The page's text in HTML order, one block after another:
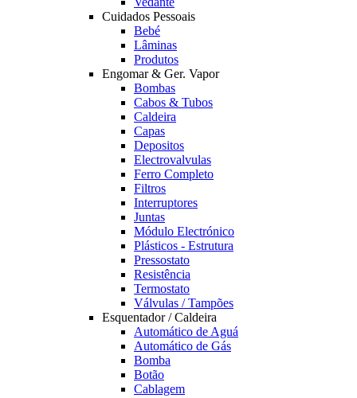
Cuidados Pessoais
Bebé
Lâminas
Produtos
Engomar & Ger. Vapor
Bombas
Cabos & Tubos
Caldeira
Capas
Depositos
Electrovalvulas
Ferro Completo
Filtros
Interruptores
Juntas
Módulo Electrónico
Plásticos - Estrutura
Pressostato
Resistência
Termostato
Válvulas / Tampões
Esquentador / Caldeira
Automático de Aguá
Automático de Gás
Bomba
Botão
Cablagem